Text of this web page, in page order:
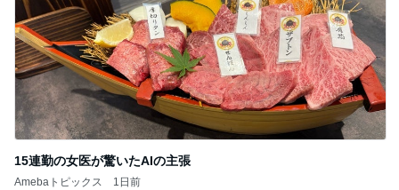
15連勤の女医が驚いたAIの主張
Amebaトピックス 1日前